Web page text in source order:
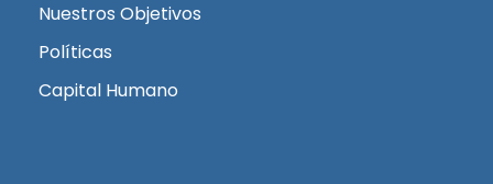
Nuestros Objetivos
Políticas
Capital Humano